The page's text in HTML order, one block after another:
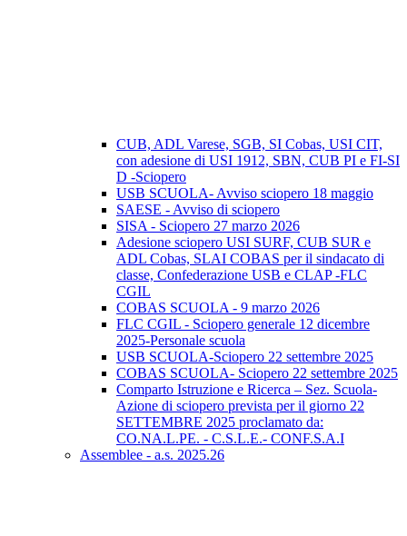
CUB, ADL Varese, SGB, SI Cobas, USI CIT,
con adesione di USI 1912, SBN, CUB PI e FI-SI
D -Sciopero
USB SCUOLA- Avviso sciopero 18 maggio
SAESE - Avviso di sciopero
SISA - Sciopero 27 marzo 2026
Adesione sciopero USI SURF, CUB SUR e
ADL Cobas, SLAI COBAS per il sindacato di
classe, Confederazione USB e CLAP -FLC
CGIL
COBAS SCUOLA - 9 marzo 2026
FLC CGIL - Sciopero generale 12 dicembre
2025-Personale scuola
USB SCUOLA-Sciopero 22 settembre 2025
COBAS SCUOLA- Sciopero 22 settembre 2025
Comparto Istruzione e Ricerca – Sez. Scuola-
Azione di sciopero prevista per il giorno 22
SETTEMBRE 2025 proclamato da:
CO.NA.L.PE. - C.S.L.E.- CONF.S.A.I
Assemblee - a.s. 2025.26